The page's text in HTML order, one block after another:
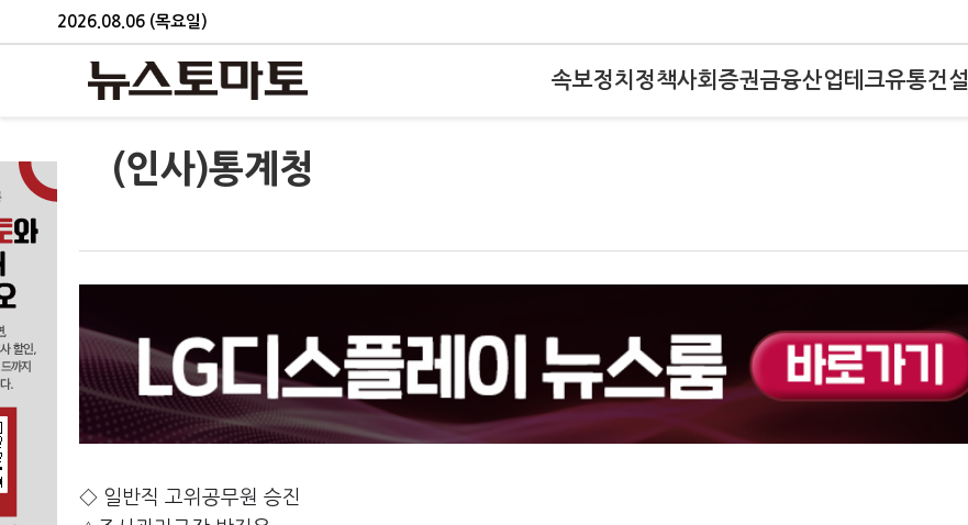
2026.08.06 (목요일)
속보정치 정책사회 증권금융산업테크유통건설
(인사)통계청
◇ 일반직 고위공무원 승진